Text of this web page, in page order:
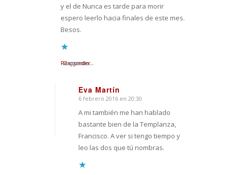
y el de Nunca es tarde para morir
espero leerlo hacia finales de este mes.
Besos.
Cargando...
Responder
Eva Martín
Dice:
6 febrero 2016 en 20:30
A mi también me han hablado
bastante bien de la Templanza,
Francisco. A ver si tengo tiempo y
leo las dos que tú nombras.